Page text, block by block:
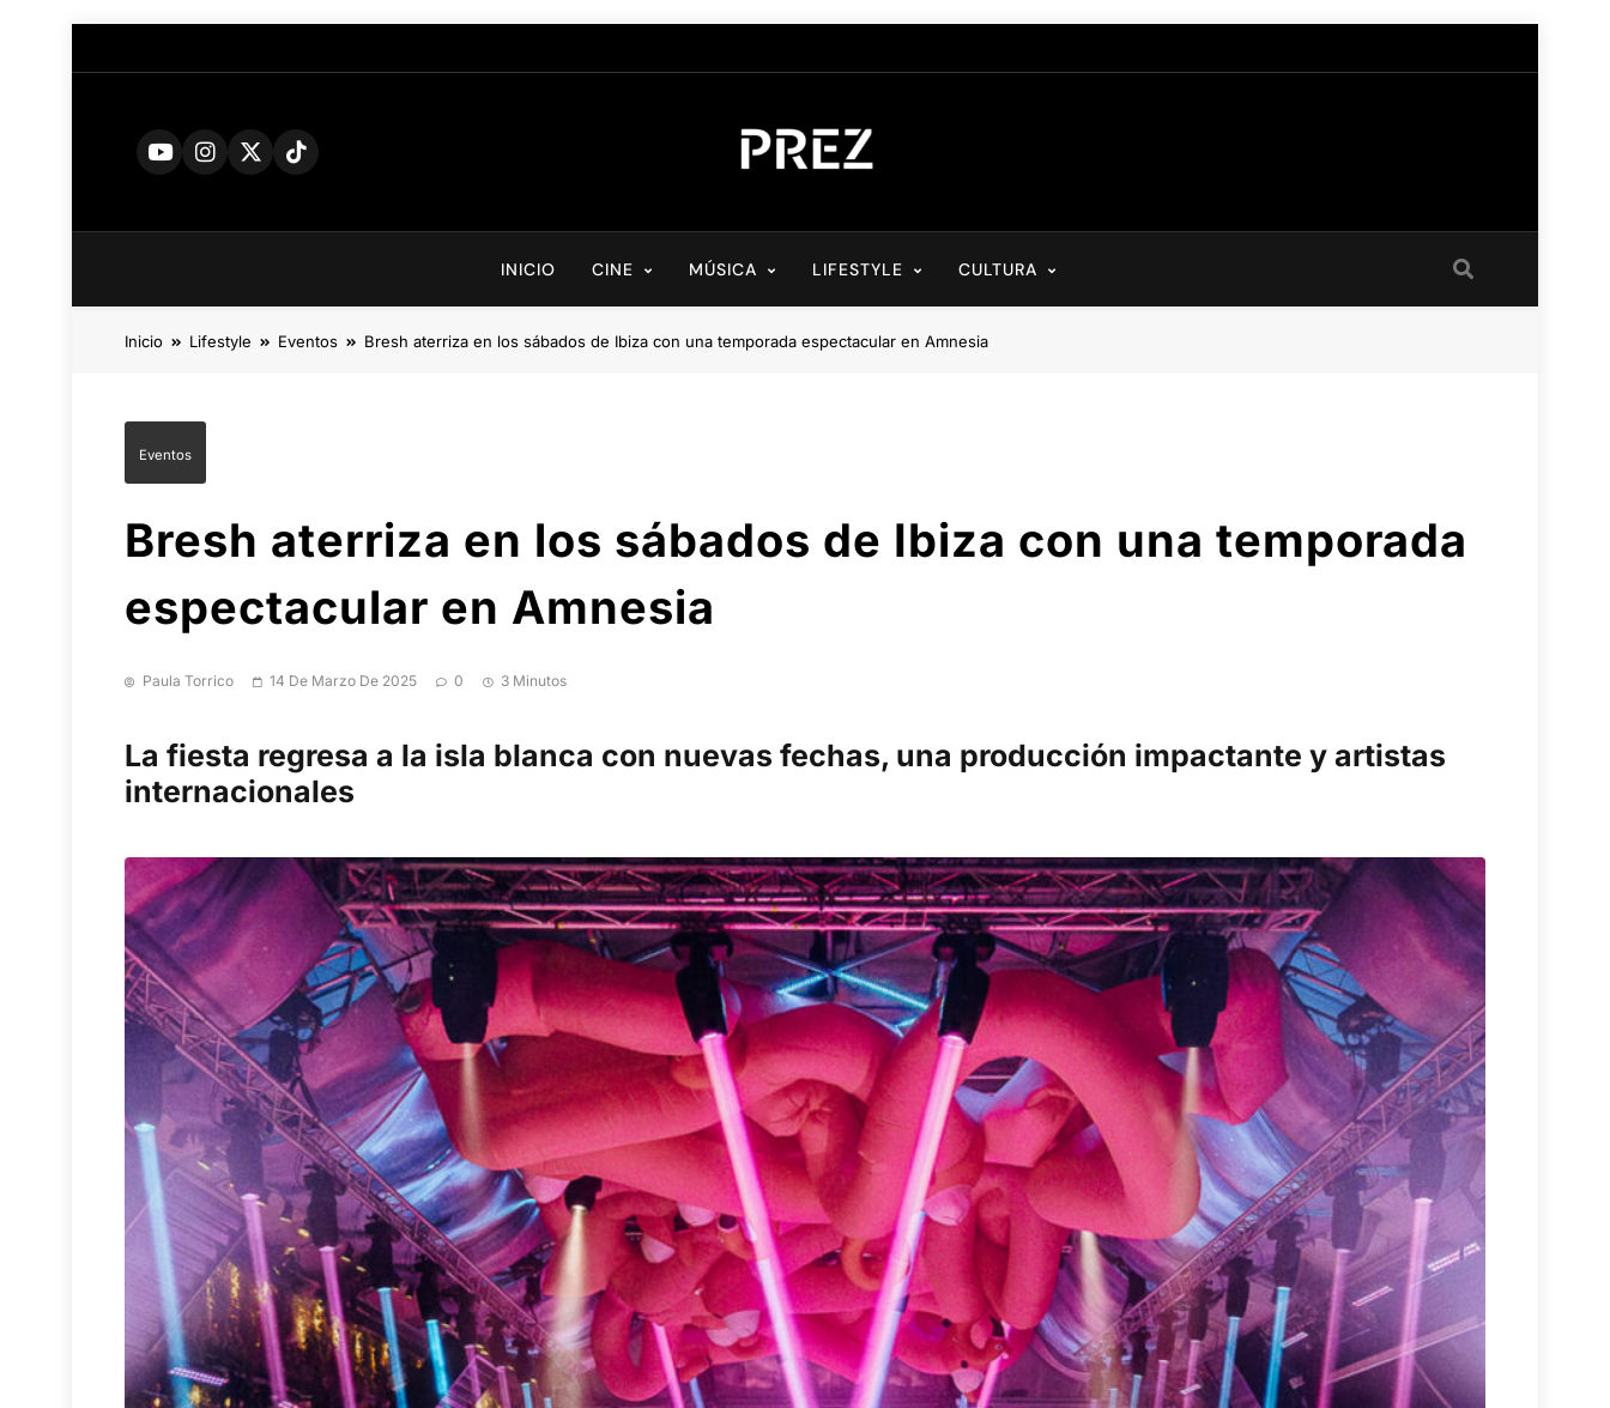
al
PREZ MAGAZINE
INICIO CINE MÚSICA LIFESTYLE CULTURA
Inicio Lifestyle Eventos Bresh aterriza en los sábados de Ibiza con una temporada espectacular en Amnesia
Eventos
Bresh aterriza en los sábados de Ibiza con una temporada
espectacular en Amnesia
Paula Torrico 14 De Marzo De 2025 0 3 Minutos
La fiesta regresa a la isla blanca con nuevas fechas, una producción impactante y artistas
internacionales